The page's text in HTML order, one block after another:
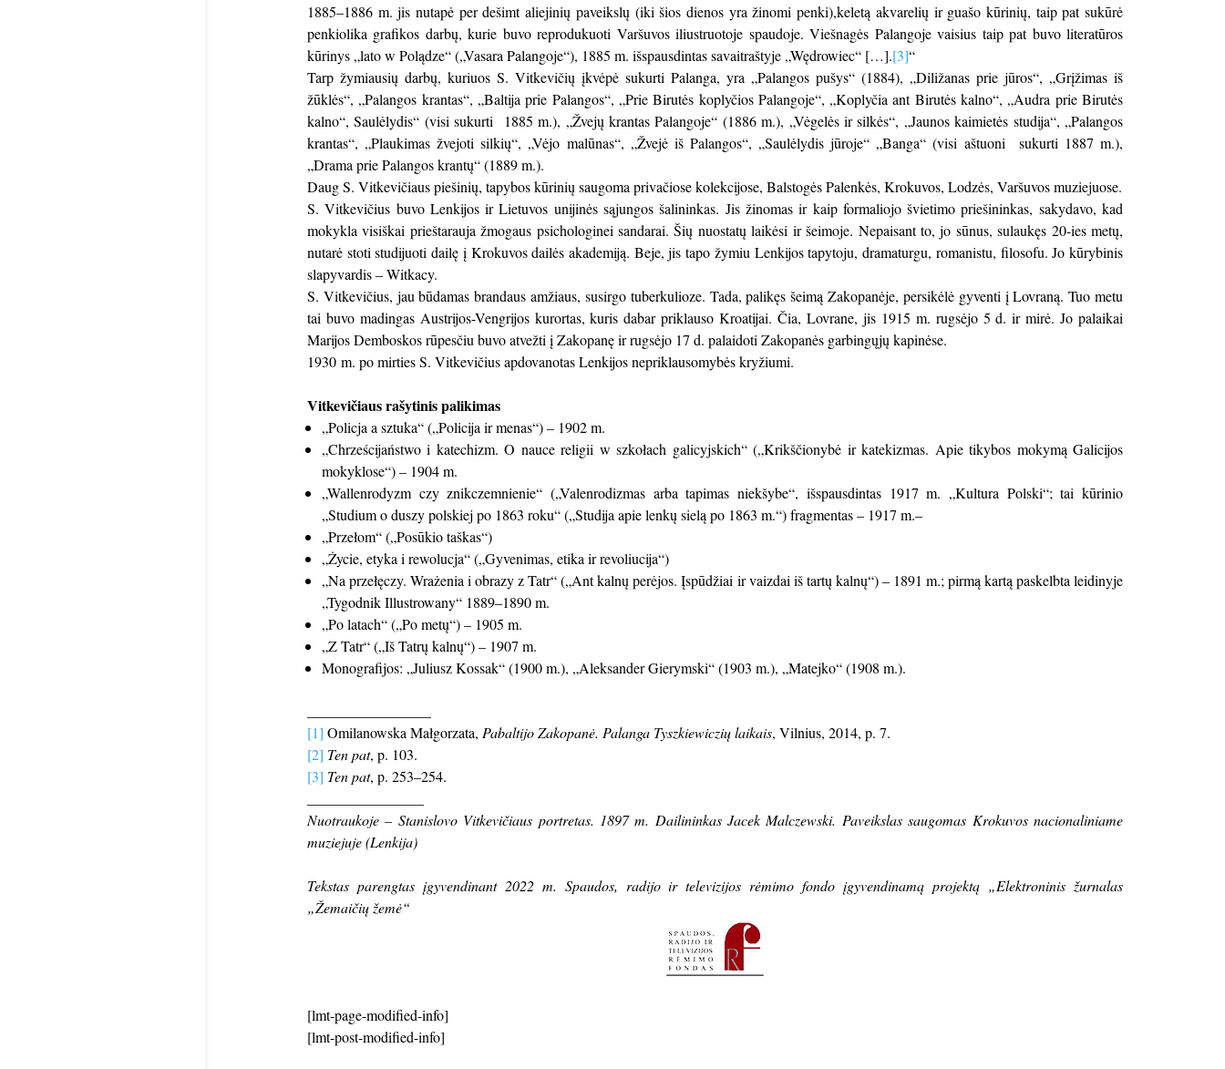
1885–1886 m. jis nutapė per dešimt aliejinių paveikslų (iki šios dienos yra žinomi penki),keletą akvarelių ir guašo kūrinių, taip pat sukūrė
penkiolika grafikos darbų, kurie buvo reprodukuoti Varšuvos iliustruotoje spaudoje. Viešnagės Palangoje vaisius taip pat buvo literatūros
kūrinys „lato w Polądze“ („Vasara Palangoje“), 1885 m. išspausdintas savaitraštyje „Wędrowiec“ […].[3]“
Tarp žymiausių darbų, kuriuos S. Vitkevičių įkvėpė sukurti Palanga, yra „Palangos pušys“ (1884), „Diližanas prie jūros“, „Grįžimas iš
žūklės“, „Palangos krantas“, „Baltija prie Palangos“, „Prie Birutės koplyčios Palangoje“, „Koplyčia ant Birutės kalno“, „Audra prie Birutės
kalno“, Saulėlydis“ (visi sukurti 1885 m.), „Žvejų krantas Palangoje“ (1886 m.), „Vėgelės ir silkės“, „Jaunos kaimietės studija“, „Palangos
krantas“, „Plaukimas žvejoti silkių“, „Vėjo malūnas“, „Žvejė iš Palangos“, „Saulėlydis jūroje“ „Banga“ (visi aštuoni sukurti 1887 m.),
„Drama prie Palangos krantų“ (1889 m.).
Daug S. Vitkevičiaus piešinių, tapybos kūrinių saugoma privačiose kolekcijose, Balstogės Palenkės, Krokuvos, Lodzės, Varšuvos muziejuose.
S. Vitkevičius buvo Lenkijos ir Lietuvos unijinės sąjungos šalininkas. Jis žinomas ir kaip formaliojo švietimo priešininkas, sakydavo, kad
mokykla visiškai prieštarauja žmogaus psichologinei sandarai. Šių nuostatų laikėsi ir šeimoje. Nepaisant to, jo sūnus, sulaukęs 20-ies metų,
nutarė stoti studijuoti dailę į Krokuvos dailės akademiją. Beje, jis tapo žymiu Lenkijos tapytoju, dramaturgu, romanistu, filosofu. Jo kūrybinis
slapyvardis – Witkacy.
S. Vitkevičius, jau būdamas brandaus amžiaus, susirgo tuberkulioze. Tada, palikęs šeimą Zakopanėje, persikėlė gyventi į Lovraną. Tuo metu
tai buvo madingas Austrijos-Vengrijos kurortas, kuris dabar priklauso Kroatijai. Čia, Lovrane, jis 1915 m. rugsėjo 5 d. ir mirė. Jo palaikai
Marijos Demboskos rūpesčiu buvo atvežti į Zakopanę ir rugsėjo 17 d. palaidoti Zakopanės garbingųjų kapinėse.
1930 m. po mirties S. Vitkevičius apdovanotas Lenkijos nepriklausomybės kryžiumi.
Vitkevičiaus rašytinis palikimas
„Policja a sztuka“ („Policija ir menas“) – 1902 m.
„Chrześcijaństwo i katechizm. O nauce religii w szkołach galicyjskich“ („Krikščionybė ir katekizmas. Apie tikybos mokymą Galicijos
mokyklose“) – 1904 m.
„Wallenrodyzm czy znikczemnienie“ („Valenrodizmas arba tapimas niekšybe“, išspausdintas 1917 m. „Kultura Polski“; tai kūrinio
„Studium o duszy polskiej po 1863 roku“ („Studija apie lenkų sielą po 1863 m.“) fragmentas – 1917 m.–
„Przełom“ („Posūkio taškas“)
„Życie, etyka i rewolucja“ („Gyvenimas, etika ir revoliucija“)
„Na przełęczy. Wrażenia i obrazy z Tatr“ („Ant kalnų perėjos. Įspūdžiai ir vaizdai iš tartų kalnų“) – 1891 m.; pirmą kartą paskelbta leidinyje
„Tygodnik Illustrowany“ 1889–1890 m.
„Po latach“ („Po metų“) – 1905 m.
„Z Tatr“ („Iš Tatrų kalnų“) – 1907 m.
Monografijos: „Juliusz Kossak“ (1900 m.), „Aleksander Gierymski“ (1903 m.), „Matejko“ (1908 m.).
[1] Omilanowska Małgorzata, Pabaltijo Zakopanė. Palanga Tyszkiewiczių laikais, Vilnius, 2014, p. 7.
[2] Ten pat, p. 103.
[3] Ten pat, p. 253–254.
Nuotraukoje – Stanislovo Vitkevičiaus portretas. 1897 m. Dailininkas Jacek Malczewski. Paveikslas saugomas Krokuvos nacionaliniame
muziejuje (Lenkija)
Tekstas parengtas įgyvendinant 2022 m. Spaudos, radijo ir televizijos rėmimo fondo įgyvendinamą projektą „Elektroninis žurnalas
„Žemaičių žemė“
[lmt-page-modified-info]
[lmt-post-modified-info]